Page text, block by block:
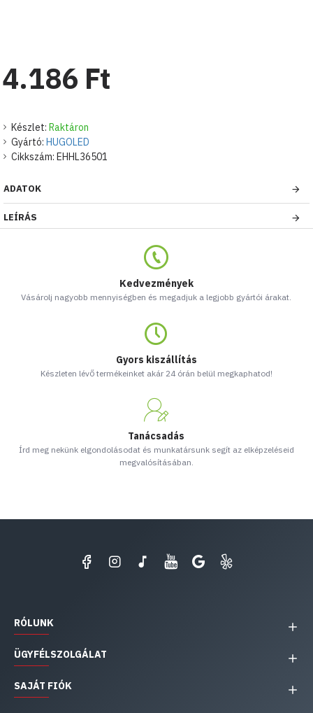
Készlet: Raktáron
Gyártó: HUGOLED
Cikkszám: EHHL36501
4.186 Ft
ADATOK
LEÍRÁS
Kedvezmények
Vásárolj nagyobb mennyiségben és megadjuk a legjobb gyártói árakat.
Gyors kiszállítás
Készleten lévő termékeinket akár 24 órán belül megkaphatod!
Tanácsadás
Írd meg nekünk elgondolásodat és munkatársunk segít az elképzeléseid
megvalósításában.
RÓLUNK
ÜGYFÉLSZOLGÁLAT
SAJÁT FIÓK